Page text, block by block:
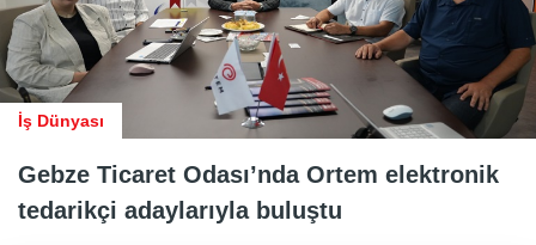
İş Dünyası
Gebze Ticaret Odası’nda Ortem elektronik
tedarikçi adaylarıyla buluştu